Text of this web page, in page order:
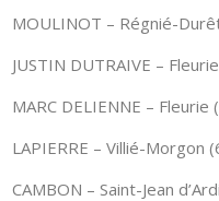
MOULINOT – Régnié-
JUSTIN DUTRAIVE –
MARC DELIENNE – Fleurie
LAPIERRE – Villié-Morgon
CAMBON – Saint-Jean